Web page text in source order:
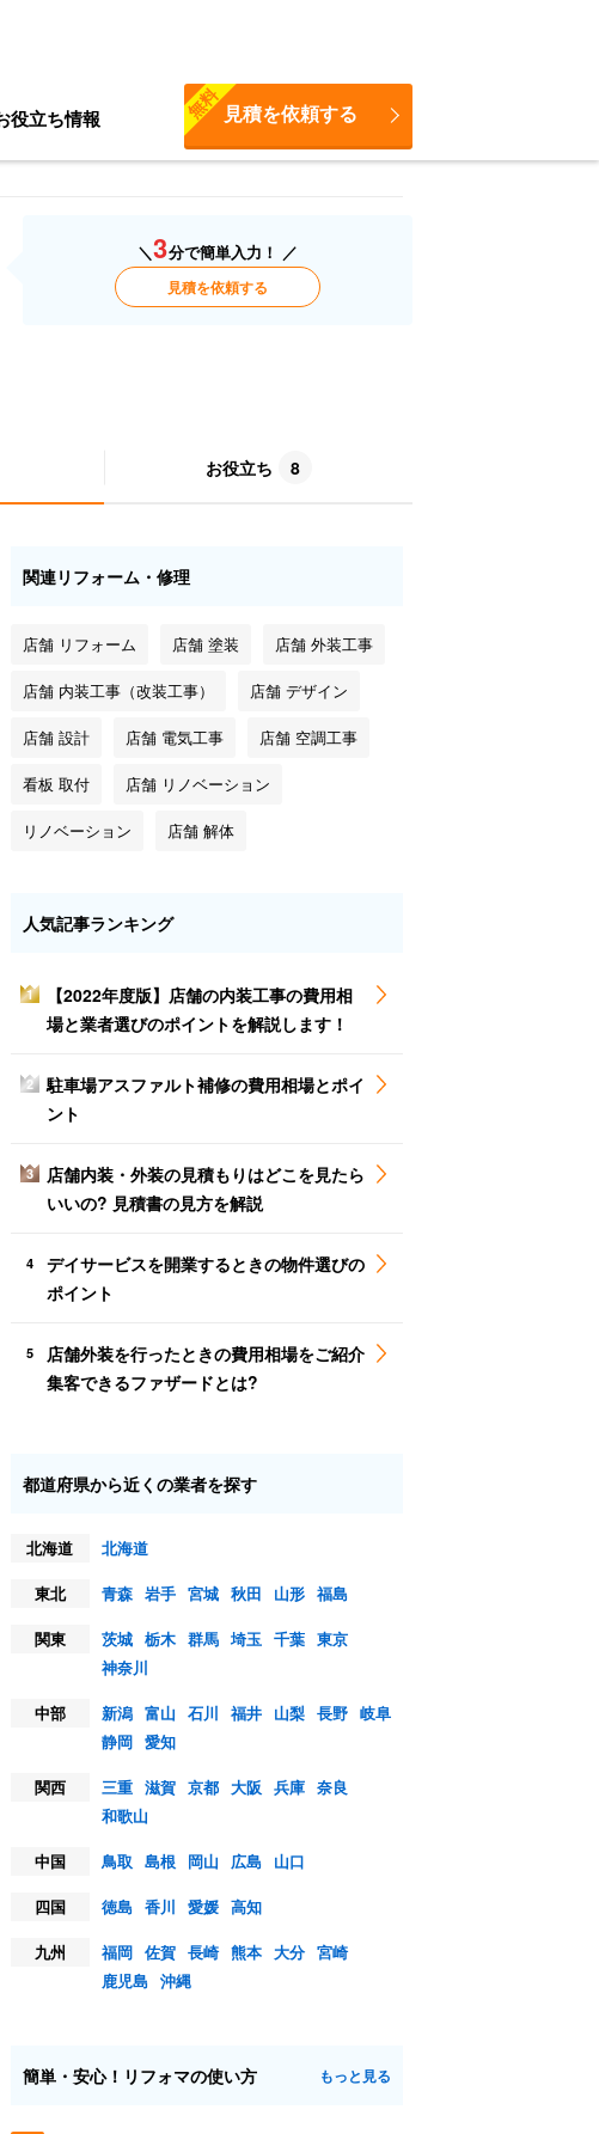
役立ち情報 見積を依頼する
無料
＼3分で簡単入力！ ／
見積を依頼する
お役立ち 8
関連リフォーム・修理
店舗 リフォーム 店舗 塗装 店舗 外装工事
店舗 内装工事（改装工事） 店舗 デザイン
店舗 設計 店舗 電気工事 店舗 空調工事
看板 取付 店舗 リノベーション
リノベーション 店舗 解体
人気記事ランキング
1
【2022年度版】店舗の内装工事の費用相
場と業者選びのポイントを解説します！
2
駐車場アスファルト補修の費用相場とポイ
ント
3
店舗内装・外装の見積もりはどこを見たら
いいの? 見積書の見方を解説
4
デイサービスを開業するときの物件選びの
ポイント
5
店舗外装を行ったときの費用相場をご紹介
集客できるファザードとは?
都道府県から近くの業者を探す
北海道
北海道
東北
青森 岩手 宮城 秋田 山形 福島
関東
茨城 栃木 群馬 埼玉 千葉 東京
神奈川
中部
新潟 富山 石川 福井 山梨 長野 岐阜
静岡 愛知
関西
三重 滋賀 京都 大阪 兵庫 奈良
和歌山
中国
鳥取 島根 岡山 広島
山口
四国
徳島 香川 愛媛 高知
九州
福岡 佐賀 長崎 熊本 大分 宮崎
鹿児島 沖縄
簡単・安心！リフォマの使い方 もっと見る